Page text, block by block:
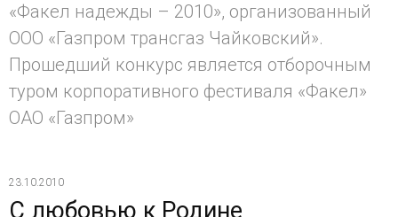
«Факел надежды – 2010», организованный
ООО «Газпром трансгаз Чайковский».
Прошедший конкурс является отборочным
туром корпоративного фестиваля «Факел»
ОАО «Газпром»
23.10.2010
С любовью к Родине